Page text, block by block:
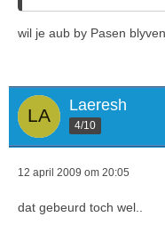
wil je aub by Pasen
Laeresh
4/10
12 april 2009 om 20:05
dat gebeurd toch wel..